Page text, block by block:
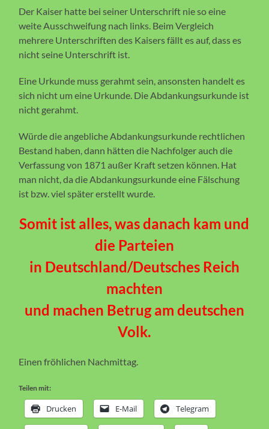
Der Kaiser hatte bei seiner Unterschrift nie so eine
weite Ausschweifung nach links. Beim Vergleich
mehrere Unterschriften des Kaisers fällt es auf, dass es
nicht seine Unterschrift ist.
Eine Urkunde muss gerahmt sein, ansonsten handelt es
sich nicht um eine Urkunde. Die Abdankungsurkunde ist
nicht gerahmt.
Würde die angebliche Abdankungsurkunde rechtlichen
Bestand haben, dann hätten die Nachfolger auch die
Verfassung von 1871 außer Kraft setzen können. Hat
man nicht, da die Abdankungsurkunde eine Fälschung
ist bzw. viel später erstellt wurde.
Somit ist alles, was danach kam und
die Parteien
in Deutschland/Deutsches Reich
machten
und machen Betrug am deutschen
Volk.
Einen fröhlichen Nachmittag.
Teilen mit:
Drucken E-Mail Telegram